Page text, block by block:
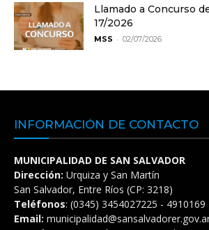
Llamado a Concurso
17/2026
MSS - 02/07/2026
INFORMACIÓN DE CONTACTO
MUNICIPALIDAD DE SAN SALVADOR
Dirección: Urquiza y San Martín
San Salvador, Entre Ríos (CP: 3218)
Teléfonos: (0345) 3454027225 - 4910169
Email: